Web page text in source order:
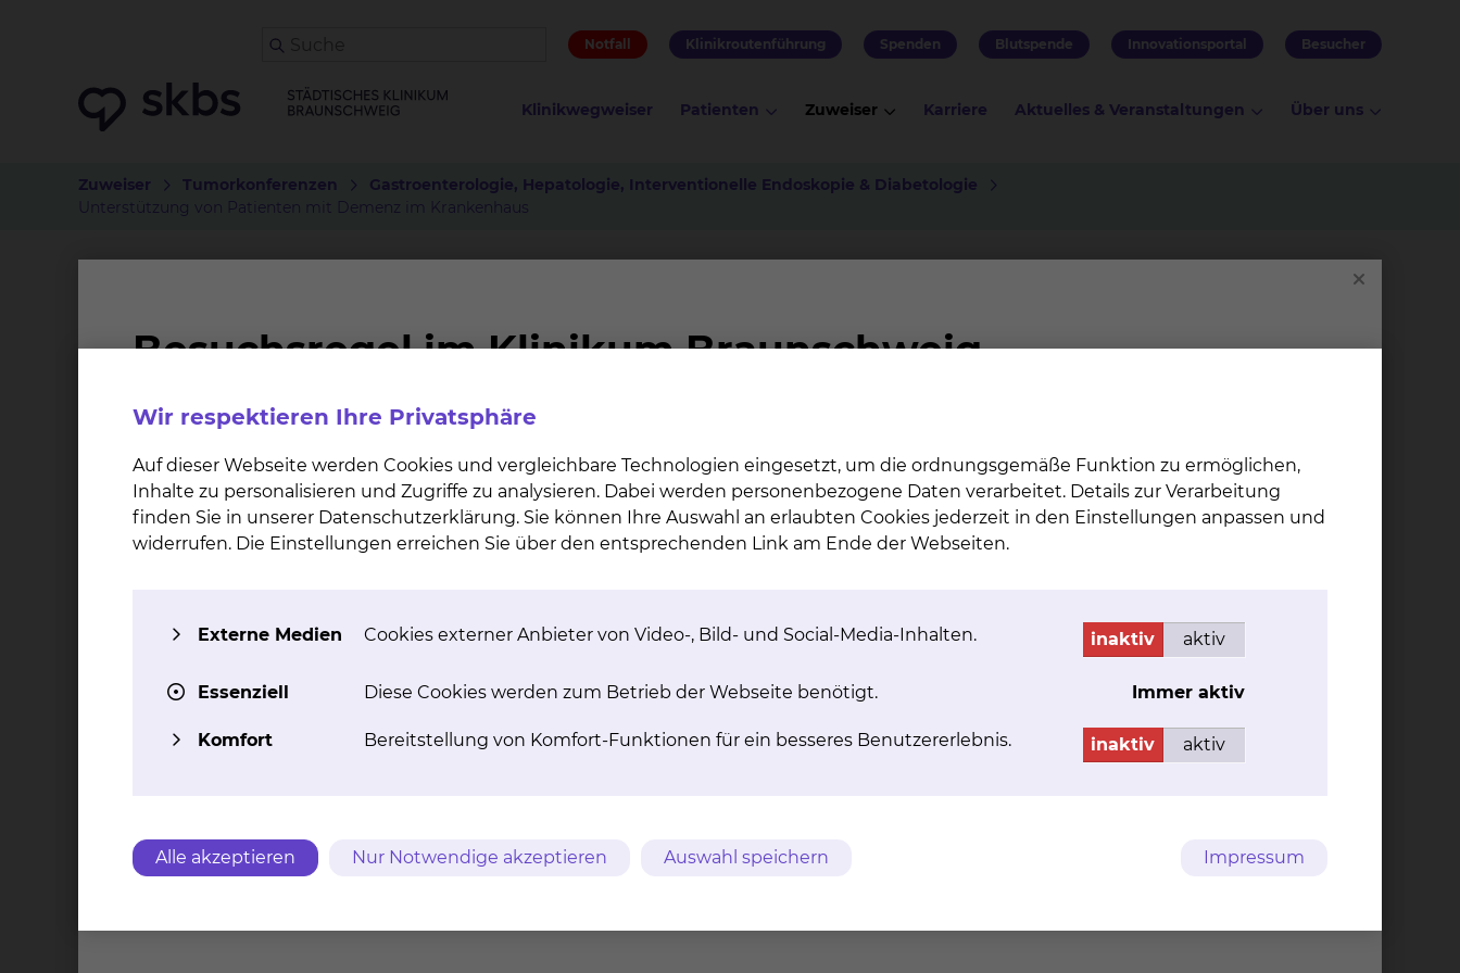
Notfall Klinikroutenführung Spenden Blutspende Innovationsportal Besucher
Klinikwegweiser Patienten Zuweiser Karriere Aktuelles & Veranstaltungen Über uns
Zuweiser Tumorkonferenzen
Gastroenterologie, Hepatologie, Interventionelle Endoskopie & Diabetologie
Unterstützung von Patienten mit Demenz im Krankenhaus
wollen – führen zu einer tiefen Verunsicherung. Auf diese zusätzliche Belastung reagieren wir. Unser Ziel ist es, den Zeitrahmen des Aufenthaltes auf
und organisiert wird.
Geplante Aufnahme
Unterlagen
Fragenkatalog "Menschen mit Demenz im Krankenhaus"
Ansprechpartner
Wir respektieren Ihre Privatsphäre
Auf dieser Webseite werden Cookies und vergleichbare Technologien eingesetzt, um die ordnungsgemäße Funktion zu ermöglichen,
Inhalte zu personalisieren und Zugriffe zu analysieren. Dabei werden personenbezogene Daten verarbeitet. Details zur Verarbeitung
finden Sie in unserer Datenschutzerklärung. Sie können Ihre Auswahl an erlaubten Cookies jederzeit in den Einstellungen anpassen und
widerrufen. Die Einstellungen erreichen Sie über den entsprechenden Link am Ende der Webseiten.
Externe Medien Cookies externer Anbieter von Video-, Bild- und Social-Media-Inhalten. inaktiv aktiv
Essenziell Diese Cookies werden zum Betrieb der Webseite benötigt. Immer aktiv
Komfort Bereitstellung von Komfort-Funktionen für ein besseres Benutzererlebnis. inaktiv aktiv
Alle akzeptieren Nur Notwendige akzeptieren Auswahl speichern Impressum